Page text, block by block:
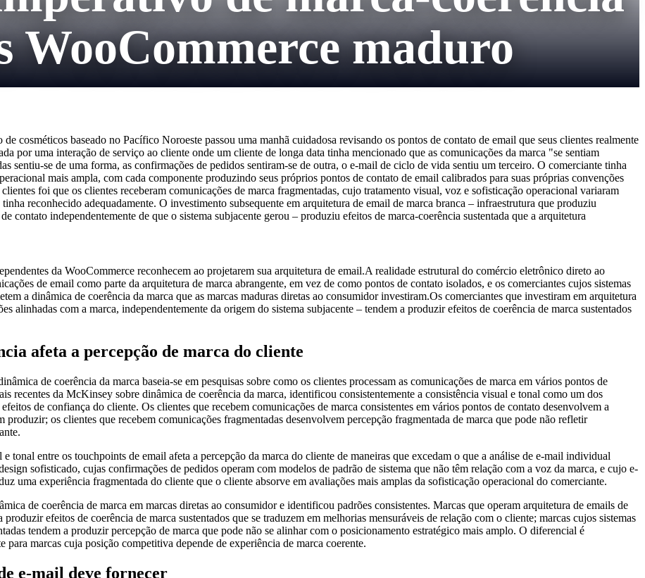
WooCommerce maduro
cosméticos baseado no Pacífico Noroeste passou uma manhã cuidadosa revisando os pontos de contato de email que seus clientes realmente
por uma interação de serviço ao cliente onde um cliente de longa data tinha mencionado que as comunicações da marca "se sentiam
sentiu-se de uma forma, as confirmações de pedidos sentiram-se de outra, o e-mail de ciclo de vida sentiu um terceiro. O comerciante tinha
mais ampla, com cada componente produzindo seus próprios pontos de contato de email calibrados para suas próprias convenções
foi que os clientes receberam comunicações de marca fragmentadas, cujo tratamento visual, voz e sofisticação operacional variaram
reconhecido adequadamente. O investimento subsequente em arquitetura de email de marca branca – infraestrutura que produziu
contato independentemente de que o sistema subjacente gerou – produziu efeitos de marca-coerência sustentada que a arquitetura
da WooCommerce reconhecem ao projetarem sua arquitetura de email.A realidade estrutural do comércio eletrônico direto ao
de email como parte da arquitetura de marca abrangente, em vez de como pontos de contato isolados, e os comerciantes cujos sistemas
a dinâmica de coerência da marca que as marcas maduras diretas ao consumidor investiram.Os comerciantes que investiram em arquitetura
alinhadas com a marca, independentemente da origem do sistema subjacente – tendem a produzir efeitos de coerência de marca sustentados
afeta a percepção de marca do cliente
de coerência da marca baseia-se em pesquisas sobre como os clientes processam as comunicações de marca em vários pontos de
recentes da McKinsey sobre dinâmica de coerência da marca, identificou consistentemente a consistência visual e tonal como um dos
de confiança do cliente. Os clientes que recebem comunicações de marca consistentes em vários pontos de contato desenvolvem a
os clientes que recebem comunicações fragmentadas desenvolvem percepção fragmentada de marca que pode não refletir
tonal entre os touchpoints de email afeta a percepção da marca do cliente de maneiras que excedam o que a análise de e-mail individual
sofisticado, cujas confirmações de pedidos operam com modelos de padrão de sistema que não têm relação com a voz da marca, e cujo e-
uma experiência fragmentada do cliente que o cliente absorve em avaliações mais amplas da sofisticação operacional do comerciante.
de coerência de marca em marcas diretas ao consumidor e identificou padrões consistentes. Marcas que operam arquitetura de emails de
efeitos de coerência de marca sustentados que se traduzem em melhorias mensuráveis de relação com o cliente; marcas cujos sistemas
tendem a produzir percepção de marca que pode não se alinhar com o posicionamento estratégico mais amplo. O diferencial é
marcas cuja posição competitiva depende de experiência de marca coerente.
e-mail deve fornecer